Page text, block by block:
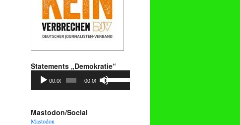
Statements „Demokratie“
Audio-
Player
00:00 00:00
Hoch/Runter
benutzen,
Mastodon/Social
Mastodon